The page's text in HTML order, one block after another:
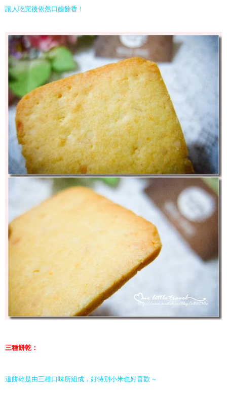
讓人吃完後依然口齒餘香！
三種餅乾：
這餅乾是由三種口味所組成，好特別小米也好喜歡 ~